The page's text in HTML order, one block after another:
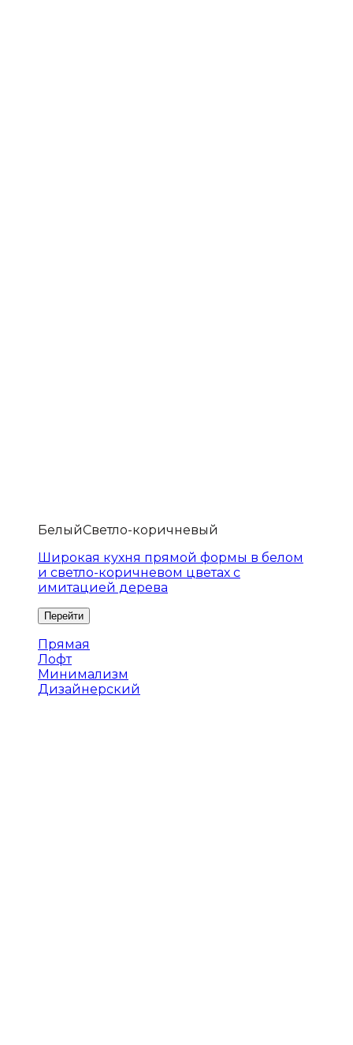
БелыйСветло-коричневый
Широкая кухня прямой формы в белом
и светло-коричневом цветах с
имитацией дерева
Прямая
Лофт
Минимализм
Дизайнерский